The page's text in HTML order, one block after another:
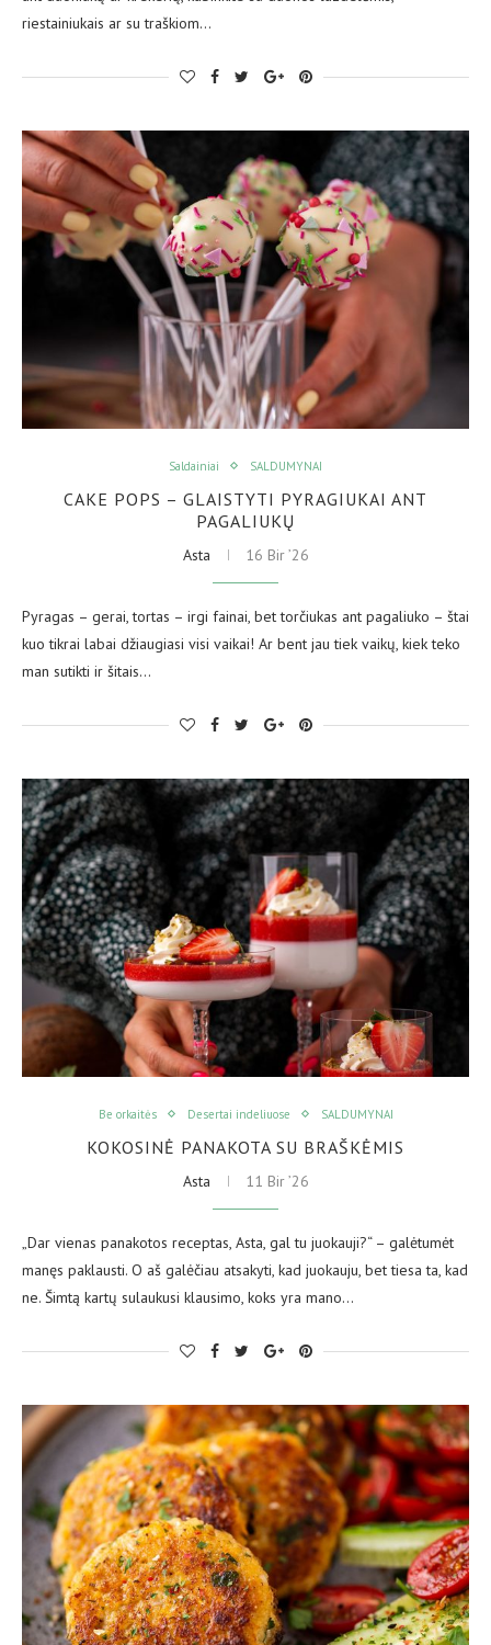
riestainiukais ar su traškiom…
Saldainiai SALDUMYNAI
CAKE POPS – GLAISTYTI PYRAGIUKAI ANT
PAGALIUKŲ
Asta 16 Bir ’26
Pyragas – gerai, tortas – irgi fainai, bet torčiukas ant pagaliuko – štai
kuo tikrai labai džiaugiasi visi vaikai! Ar bent jau tiek vaikų, kiek teko
man sutikti ir šitais…
Be orkaitės Desertai indeliuose SALDUMYNAI
KOKOSINĖ PANAKOTA SU BRAŠKĖMIS
Asta 11 Bir ’26
„Dar vienas panakotos receptas, Asta, gal tu juokauji?“ – galėtumėt
manęs paklausti. O aš galėčiau atsakyti, kad juokauju, bet tiesa ta, kad
ne. Šimtą kartų sulaukusi klausimo, koks yra mano…